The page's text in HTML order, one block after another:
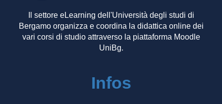
Il settore eLearning dell'Università degli studi di
Bergamo organizza e coordina la didattica online dei
vari corsi di studio attraverso la piattaforma Moodle
UniBg.
Infos